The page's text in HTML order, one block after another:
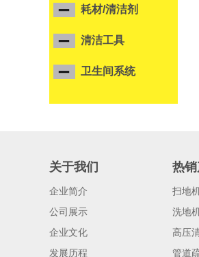
耗材/清洁剂
清洁工具
卫生间系统
关于我们
企业简介
公司展示
企业文化
发展历程
热
扫地
洗地
高压
管道